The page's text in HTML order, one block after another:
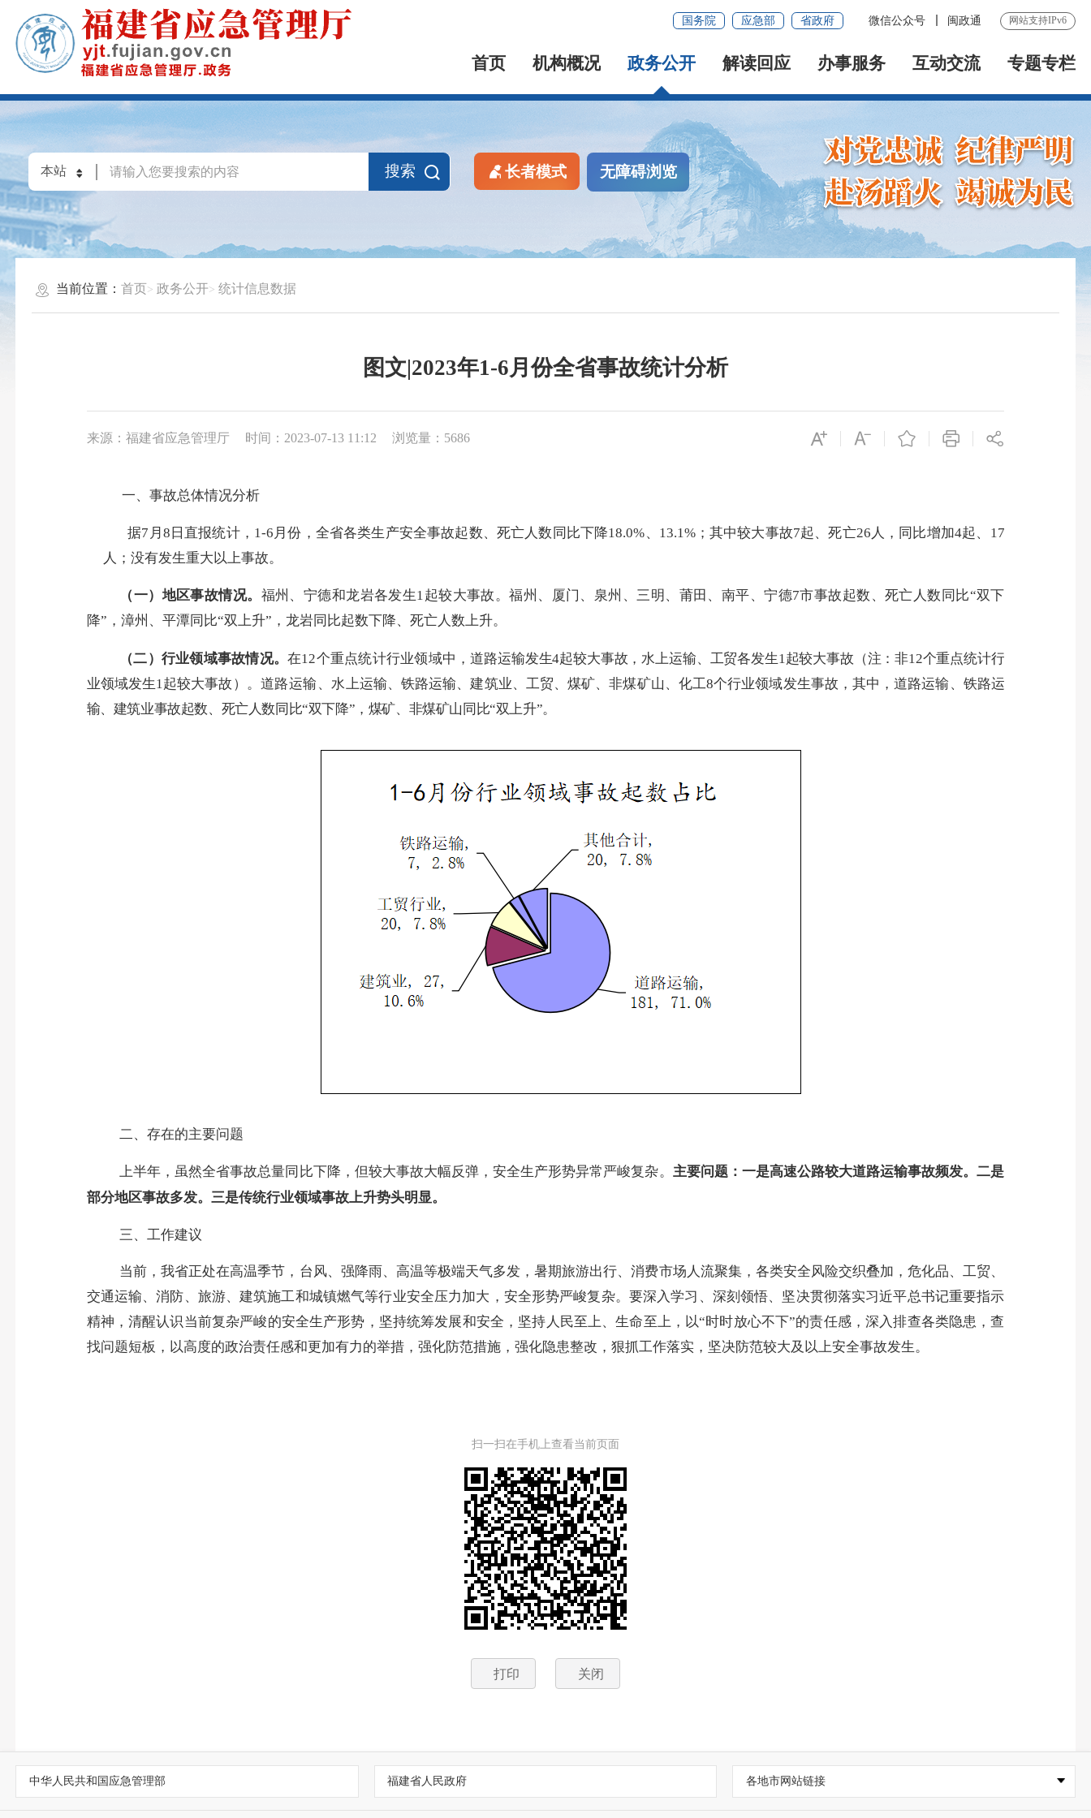
国务院 应急部 省政府 微信公众号 闽政通 网站支持IPv6
首页 机构概况 政务公开 解读回应 办事服务 互动交流 专题专栏
搜索 长者模式 无障碍浏览
当前位置：首页 政务公开 统计信息数据
图文|2023年1-6月份全省事故统计分析
来源：福建省应急管理厅 时间：2023-07-13 11:12 浏览量：5686
一、 事故总体情况分析
据7 月 8 日直报统计， 1-6 月份，全省各类生产安全事故起数、死亡人数同比下降18.0%、 13.1%；其中较大事故7起、死亡26 人，同比增加4起、 17
人；没有发生重大以上事故。
（一）地区事故情况。 福州、宁德和龙岩各发生1起较大事故。福州、厦门、泉州、三明、莆田、南平、宁德7市事故起数、死亡人数同比“双下
降”，漳州、平潭同比“双上升”，龙岩同比起数下降、死亡人数上升。
（二）行业领域事故情况。在12个重点统计行业领域中，道路运输发生4起较大事故，水上运输、工贸各发生1起较大事故（注：非12个重点统计行
业领域发生1起较大事故）。 道路运输、水上运输、铁路运输、建筑业、工贸、煤矿、非煤矿山、化工8个行业领域发生事故，其中，道路运输、铁路运
输、建筑业事故起数、死亡人数同比“双下降”，煤矿、非煤矿山同比“双上升”。
二、存在的主要问题
上半年，虽然全省事故总量同比下降，但较大事故大幅反弹，安全生产形势异常严峻复杂。 主要问题： 一是高速公路较大道路运输事故频发。二是
部分地区事故多发。三是传统行业领域事故上升势头明显。
三、工作建议
当前，我省正处在高温季节， 台风、强降雨、高温等极端天气多发，暑期旅游出行、消费市场人流聚集， 各类安全风险交织叠加，危化品、工贸、
交通运输、消防、旅游、建筑施工和城镇燃气等行业安全压力加大， 安全形势严峻复杂。要深入学习、深刻领悟、坚决贯彻落实习近平总书记重要指示
精神，清醒认识当前复杂严峻的安全生产形势，坚持统筹发展和安全，坚持人民至上、生命至上，以“时时放心不下”的责任感，深入排查各类隐患，查
找问题短板，以高度的政治责任感和更加有力的举措，强化防范措施，强化隐患整改，狠抓工作落实，坚决防范较大及以上安全事故发生。
扫一扫在手机上查看当前页面
打印 关闭
中华人民共和国应急管理部 福建省人民政府 各地市网站链接